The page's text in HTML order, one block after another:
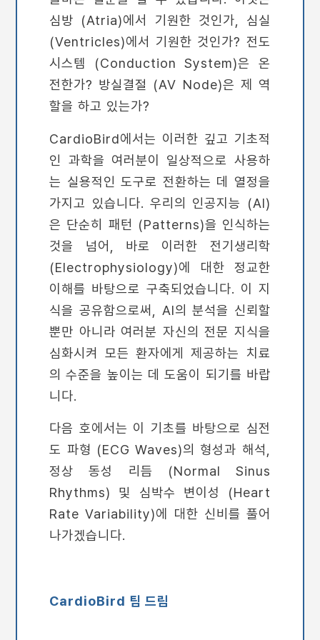
심방 (Atria)에서 기원한 것인가, 심실
(Ventricles)에서 기원한 것인가? 전도
시스템 (Conduction System)은 온
전한가? 방실결절 (AV Node)은 제 역
할을 하고 있는가?
CardioBird에서는 이러한 깊고 기초적
인 과학을 여러분이 일상적으로 사용하
는 실용적인 도구로 전환하는 데 열정을
가지고 있습니다. 우리의 인공지능 (AI)
은 단순히 패턴 (Patterns)을 인식하는
것을 넘어, 바로 이러한 전기생리학
(Electrophysiology)에 대한 정교한
이해를 바탕으로 구축되었습니다. 이 지
식을 공유함으로써, AI의 분석을 신뢰할
뿐만 아니라 여러분 자신의 전문 지식을
심화시켜 모든 환자에게 제공하는 치료
의 수준을 높이는 데 도움이 되기를 바랍
니다.
다음 호에서는 이 기초를 바탕으로 심전
도 파형 (ECG Waves)의 형성과 해석,
정상 동성 리듬 (Normal Sinus
Rhythms) 및 심박수 변이성 (Heart
Rate Variability)에 대한 신비를 풀어
나가겠습니다.
CardioBird 팀 드림